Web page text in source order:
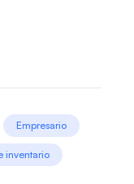
Empresario
inventario